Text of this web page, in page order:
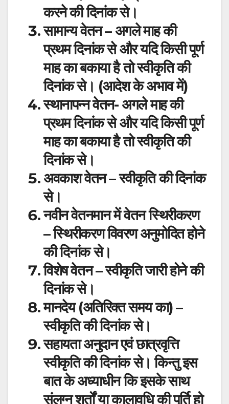
करने की दिनांक से।
सामान्य वेतन – अगले माह की
प्रथम दिनांक से और यदि किसी पूर्ण
माह का बकाया है तो स्वीकृति की
दिनांक से। (आदेश के अभाव में)
स्थानापन्न वेतन- अगले माह की
प्रथम दिनांक से और यदि किसी पूर्ण
माह का बकाया है तो स्वीकृति की
दिनांक से।
अवकाश वेतन – स्वीकृति की दिनांक
से।
नवीन वेतनमान में वेतन स्थिरीकरण
– स्थिरीकरण विवरण अनुमोदित होने
की दिनांक से।
विशेष वेतन – स्वीकृति जारी होने की
दिनांक से।
मानदेय (अतिरिक्त समय का) –
स्वीकृति की दिनांक से।
सहायता अनुदान एवं छात्रवृत्ति
स्वीकृति की दिनांक से। किन्तु इस
बात के अध्याधीन कि इसके साथ
संलग्न शर्तों या कालावधि की पूर्ति हो